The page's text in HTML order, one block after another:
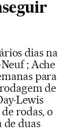
dias na
; Ache
para
de
Lewis
rodas, o
de duas